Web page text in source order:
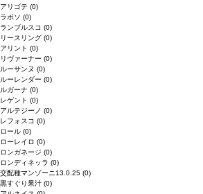
アリゴテ (0)
ラボソ (0)
ランブルスコ (0)
リースリング (0)
アリント (0)
リヴァーナー (0)
ルーサンヌ (0)
ルーレンダー (0)
ルガーナ (0)
レゲント (0)
アルテジーノ (0)
レフォスコ (0)
ロール (0)
ローレイロ (0)
ロンガネージ (0)
ロンディネッラ (0)
交配種マンゾーニ13.0.25 (0)
黒すぐり果汁 (0)